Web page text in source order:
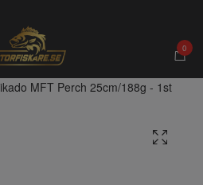
0
MFT Perch 25cm/188g - 1st